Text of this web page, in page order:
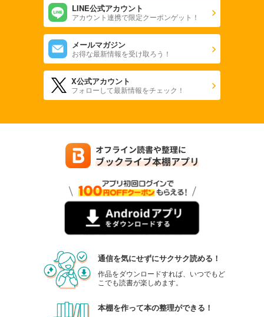
LINE公式アカウント
アカウント連携で限定クーポンゲット！
メールマガジン
お得な最新情報を受け取ろう！
X公式アカウント
フォローして最新情報をチェック！
通信を気にせずにサクサク読める！
作品をダウンロードすれば、いつでもど
こでも読書が楽しめます。
本棚を作って本の整理ができる！